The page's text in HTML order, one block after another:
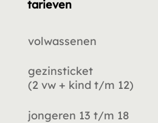
tarieven
volwassenen
gezinsticket
(2 vw + kind t/m 12)
jongeren 13 t/m 18